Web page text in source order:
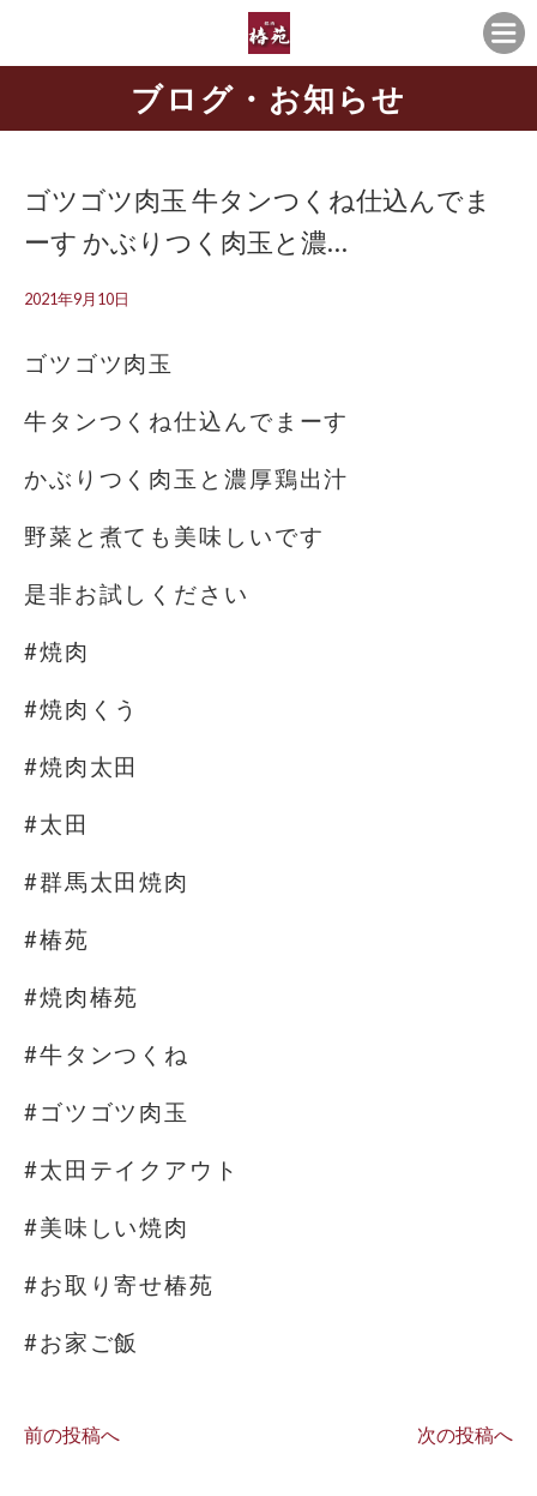
ブログ・お知らせ
ゴツゴツ肉玉 牛タンつくね仕込んでま
ーす かぶりつく肉玉と濃…
2021年9月10日
ゴツゴツ肉玉
牛タンつくね仕込んでまーす
かぶりつく肉玉と濃厚鶏出汁
野菜と煮ても美味しいです
是非お試しください
#焼肉
#焼肉くう
#焼肉太田
#太田
#群馬太田焼肉
#椿苑
#焼肉椿苑
#牛タンつくね
#ゴツゴツ肉玉
#太田テイクアウト
#美味しい焼肉
#お取り寄せ椿苑
#お家ご飯
前の投稿へ 次の投稿へ